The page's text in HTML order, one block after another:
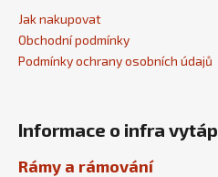
Jak nakupovat
Obchodní podmínky
Podmínky ochrany osobních údajů
Informace o infra
Rámy a rámování